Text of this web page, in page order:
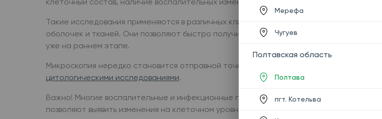
Такие исследования применяются в различных клинических ситуациях: от
оболочек и тканей. Они позволяют быстро получить первичную информацию и
уже на раннем этапе.
Микроскопия нередко становится отправной точкой диагностики и при
цитологическими исследованиями.
Важно! Многие воспалительные и инфекционные процессы длительное время
позволяют выявить изменения на клеточном уровне еще до появления явных симптомов.
Мерефа
Чугуев
Полтавская область
Полтава
пгт. Котельва